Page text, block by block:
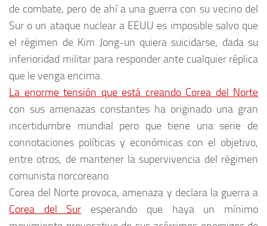
de combate, pero de ahí a una guerra con su vecino del
Sur o un ataque nuclear a EEUU es imposible salvo que
el régimen de Kim Jong-un quiera suicidarse, dada su
inferioridad militar para responder ante cualquier réplica
que le venga encima.
La enorme tensión que está creando Corea del Norte
con sus amenazas constantes ha originado una gran
incertidumbre mundial pero que tiene una serie de
connotaciones políticas y económicas con el objetivo,
entre otros, de mantener la supervivencia del régimen
comunista norcoreano.
Corea del Norte provoca, amenaza y declara la guerra a
Corea del Sur esperando que haya un mínimo